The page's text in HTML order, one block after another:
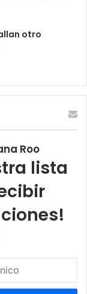
otro
Roo
lista